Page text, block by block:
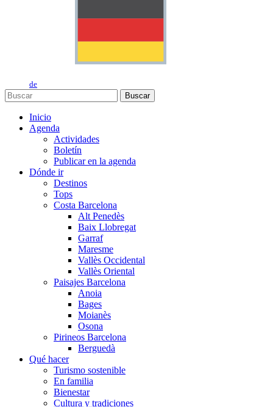
de
Buscar
Inicio
Agenda
Actividades
Boletín
Publicar en la agenda
Dónde ir
Destinos
Tops
Costa Barcelona
Alt Penedès
Baix Llobregat
Garraf
Maresme
Vallès Occidental
Vallès Oriental
Paisajes Barcelona
Anoia
Bages
Moianès
Osona
Pirineos Barcelona
Berguedà
Qué hacer
Turismo sostenible
En familia
Bienestar
Cultura y tradiciones